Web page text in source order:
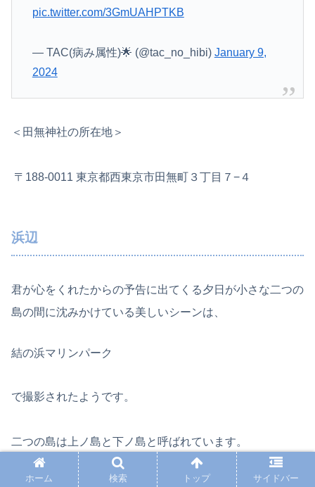
pic.twitter.com/3GmUAHPTKB
— TAC(病み属性)🌟 (@tac_no_hibi) January 9,
2024
＜田無神社の所在地＞
〒188-0011 東京都西東京市田無町３丁目７−４
浜辺
君が心をくれたからの予告に出てくる夕日が小さな二つの
島の間に沈みかけている美しいシーンは、
結の浜マリンパーク
で撮影されたようです。
二つの島は上ノ島と下ノ島と呼ばれています。
ホーム 検索 トップ サイドバー